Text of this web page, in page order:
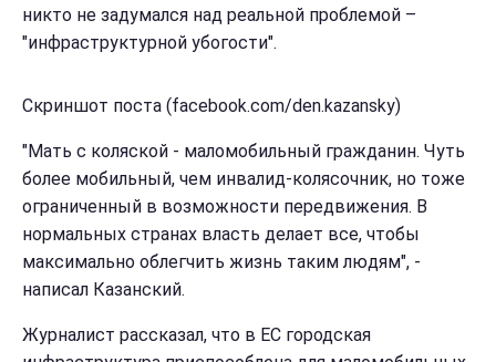
никто не задумался над реальной проблемой –
"инфраструктурной убогости".
Скриншот поста (facebook.com/den.kazansky)
"Мать с коляской - маломобильный гражданин. Чуть
более мобильный, чем инвалид-колясочник, но тоже
ограниченный в возможности передвижения. В
нормальных странах власть делает все, чтобы
максимально облегчить жизнь таким людям", -
написал Казанский.
Журналист рассказал, что в ЕС городская